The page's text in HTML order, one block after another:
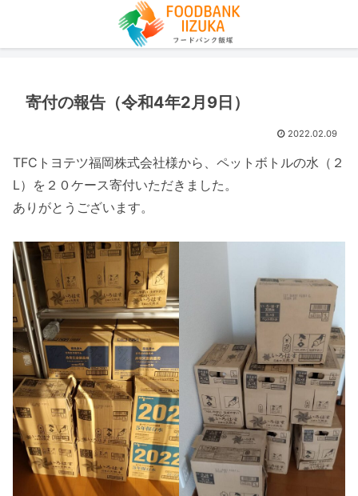
寄付の報告（令和4年2月9日）
2022.02.09
TFCトヨテツ福岡株式会社様から、ペットボトルの水（２
L）を２０ケース寄付いただきました。
ありがとうございます。